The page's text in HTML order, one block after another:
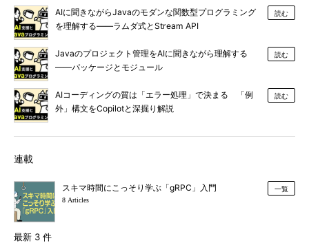
AIに聞きながらJavaのモダンな関数型プログラミング
を理解する――ラムダ式とStream API
読む
Javaのプロジェクト管理をAIに聞きながら理解する
――パッケージとモジュール
読む
AIコーディングの質は「エラー処理」で決まる 「例
外」構文をCopilotと深掘り解説
読む
連載
スキマ時間にこっそり学ぶ「gRPC」入門
8 Articles
一覧
最新 3 件